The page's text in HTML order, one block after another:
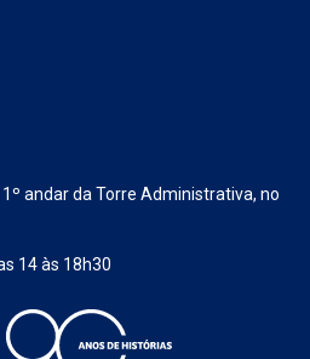
andar da Torre Administrativa, no
14 às 18h30